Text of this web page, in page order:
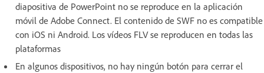
diapositiva de PowerPoint no se reproduce en la aplicación
móvil de Adobe Connect. El contenido de SWF no es compatible
con iOS ni Android. Los vídeos FLV se reproducen en todas las
plataformas
En algunos dispositivos, no hay ningún botón para cerrar el